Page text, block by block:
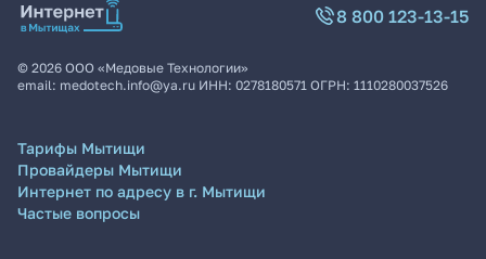
8 800 123-13-15
© 2026 ООО «Медовые Технологии»
email: medotech.info@ya.ru ИНН: 0278180571 ОГРН: 1110280037526
Тарифы Мытищи
Провайдеры Мытищи
Интернет по адресу в г. Мытищи
Частые вопросы